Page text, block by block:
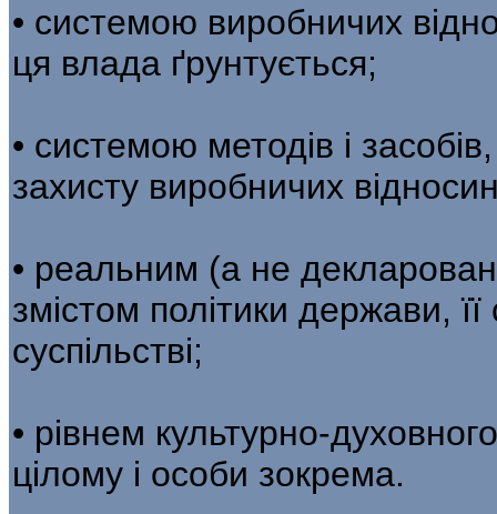
• системою виробничих
ця влада ґрунтується;
• системою методів і
захисту виробничих
• реальним (а не
змістом політики держави,
суспільстві;
• рівнем культурно-
цілому і особи зокрема.